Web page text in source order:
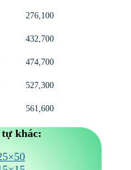
276,100
432,700
474,700
527,300
561,600
tự khác: